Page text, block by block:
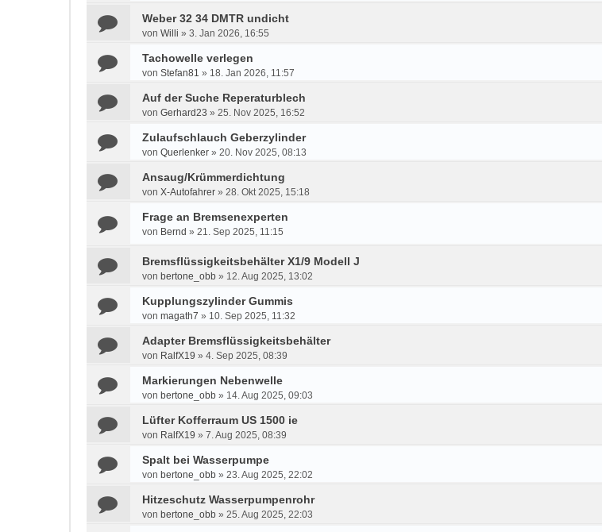
Weber 32 34 DMTR undicht
von Willi » 3. Jan 2026, 16:55
Tachowelle verlegen
von Stefan81 » 18. Jan 2026, 11:57
Auf der Suche Reperaturblech
von Gerhard23 » 25. Nov 2025, 16:52
Zulaufschlauch Geberzylinder
von Querlenker » 20. Nov 2025, 08:13
Ansaug/Krümmerdichtung
von X-Autofahrer » 28. Okt 2025, 15:18
Frage an Bremsenexperten
von Bernd » 21. Sep 2025, 11:15
Bremsflüssigkeitsbehälter X1/9 Modell J
von bertone_obb » 12. Aug 2025, 13:02
Kupplungszylinder Gummis
von magath7 » 10. Sep 2025, 11:32
Adapter Bremsflüssigkeitsbehälter
von RalfX19 » 4. Sep 2025, 08:39
Markierungen Nebenwelle
von bertone_obb » 14. Aug 2025, 09:03
Lüfter Kofferraum US 1500 ie
von RalfX19 » 7. Aug 2025, 08:39
Spalt bei Wasserpumpe
von bertone_obb » 23. Aug 2025, 22:02
Hitzeschutz Wasserpumpenrohr
von bertone_obb » 25. Aug 2025, 22:03